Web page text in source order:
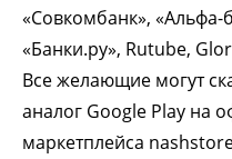
«Совкомбанк», «Альфа-
«Банки.ру», Rutube,
Все желающие могут
аналог Google Play на
маркетплейса